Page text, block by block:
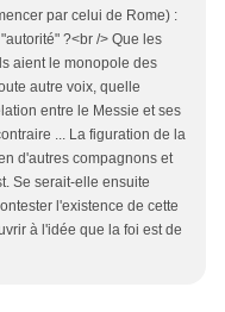
par celui de Rome) :
?<br /> Que les
aient le monopole des
autre voix, quelle
entre le Messie et ses
... La figuration de la
d'autres compagnons et
Se serait-elle ensuite
l'existence de cette
à l'idée que la foi est de